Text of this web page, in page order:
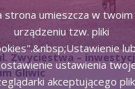
Zwycięstwa –
Gliwic
strona umieszcza w twoim
urządzeniu tzw. pliki
ustawienia
akceptującego